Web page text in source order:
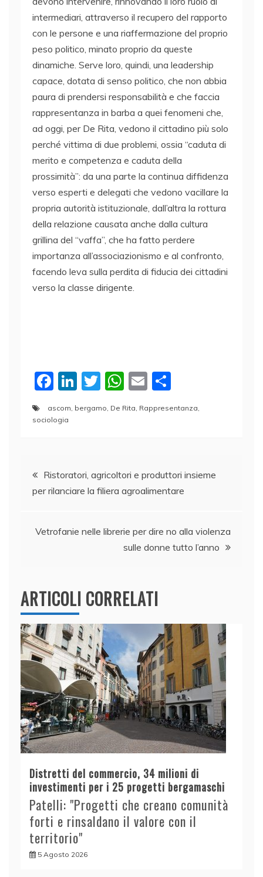
intermediari, attraverso il recupero del rapporto
con le persone e una riaffermazione del proprio
peso politico, minato proprio da queste
dinamiche. Serve loro, quindi, una leadership
capace, dotata di senso politico, che non abbia
paura di prendersi responsabilità e che faccia
rappresentanza in barba a quei fenomeni che,
ad oggi, per De Rita, vedono il cittadino più solo
perché vittima di due problemi, ossia “caduta di
merito e competenza e caduta della
prossimità”: da una parte la continua diffidenza
verso esperti e delegati che vedono vacillare la
propria autorità istituzionale, dall’altra la rottura
della relazione causata anche dalla cultura
grillina del “vaffa”, che ha fatto perdere
importanza all’associazionismo e al confronto,
facendo leva sulla perdita di fiducia dei cittadini
verso la classe dirigente.
F
c
o
o
Li
k
n
T
w
itt
W
h
at
p
p
E
ai
o
n
di
ascom bergamo De Rita Rappresentanza
sociologia
Navigazione
articoli
Ristoratori, agricoltori e produttori insieme
per rilanciare la filiera agroalimentare
Vetrofanie nelle librerie per dire no alla violenza
sulle donne tutto l’anno
ARTICOLI CORRELATI
Distretti del commercio, 34 milioni di
investimenti per i 25 progetti bergamaschi
Patelli: "Progetti che creano comunità
forti e rinsaldano il valore con il
territorio"
5 Agosto 2026